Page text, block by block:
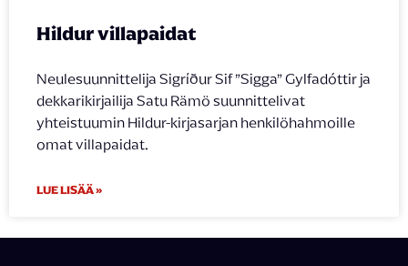
Hildur villapaidat
Neulesuunnittelija Sigríður Sif ”Sigga” Gylfadóttir ja
dekkarikirjailija Satu Rämö suunnittelivat
yhteistuumin Hildur-kirjasarjan henkilöhahmoille
omat villapaidat.
LUE LISÄÄ »